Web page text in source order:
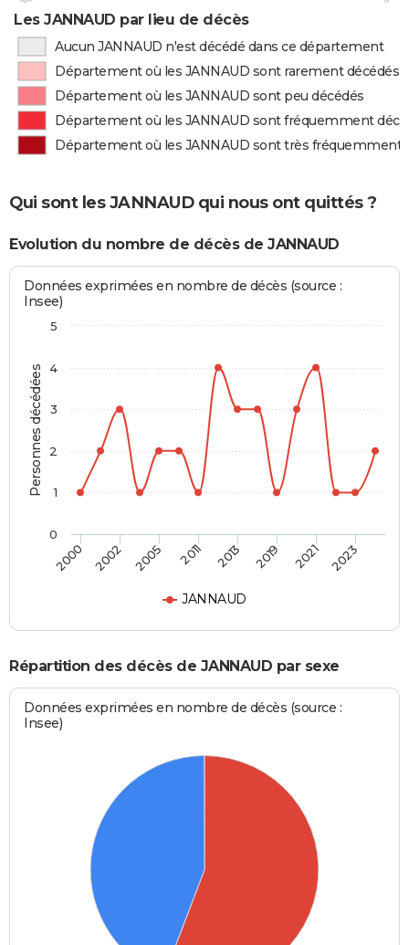
Les JANNAUD par lieu de décès
Aucun JANNAUD n'est décédé dans ce département
Département où les JANNAUD sont rarement décédés
Département où les JANNAUD sont peu décédés
Département où les JANNAUD sont fréquemment
Département où les JANNAUD sont très fréquemment
Qui sont les JANNAUD qui nous ont quittés ?
Evolution du nombre de décès de JANNAUD
Personnes décédées
Données exprimées en nombre de décès (source :
Insee)
JANNAUD
2000 2002 2005 2011 2013 2019 2021 2023
0
1
2
3
4
5
Répartition des décès de JANNAUD par sexe
Données exprimées en nombre de décès (source :
Insee)